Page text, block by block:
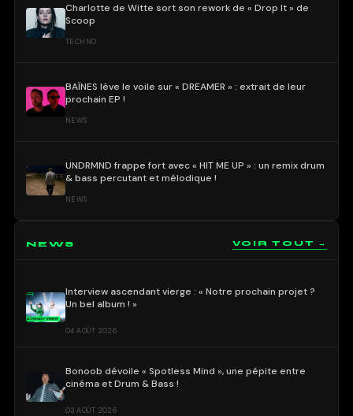
Charlotte de Witte sort son rework de « Drop It » de
Scoop
TECHNO
BAÏNES lève le voile sur « DREAMER » : extrait de leur
prochain EP !
NEWS
UNDRMND frappe fort avec « HIT ME UP » : un remix drum
& bass percutant et mélodique !
NEWS
NEWS VOIR TOUT →
Interview ascendant vierge : « Notre prochain projet ?
Un bel album ! »
04 AOÛT 2026
Bonoob dévoile « Spotless Mind », une pépite entre
cinéma et Drum & Bass !
03 AOÛT 2026